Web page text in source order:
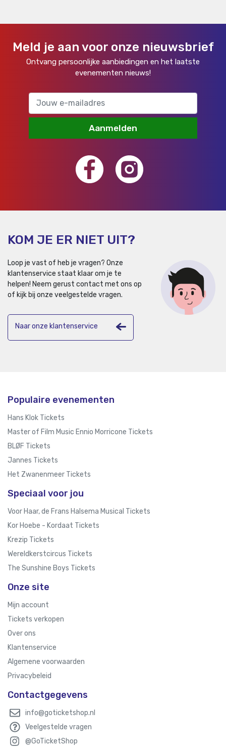
Meld je aan voor onze nieuwsbrief
Ontvang persoonlijke aanbiedingen en het laatste
evenementen nieuws!
Aanmelden
KOM JE ER NIET UIT?
Loop je vast of heb je vragen? Onze
klantenservice staat klaar om je te
helpen! Neem gerust contact met ons op
of kijk bij onze veelgestelde vragen.
Naar onze klantenservice
Populaire evenementen
Hans Klok Tickets
Master of Film Music Ennio Morricone Tickets
BLØF Tickets
Jannes Tickets
Het Zwanenmeer Tickets
Speciaal voor jou
Voor Haar, de Frans Halsema Musical Tickets
Kor Hoebe - Kordaat Tickets
Krezip Tickets
Wereldkerstcircus Tickets
The Sunshine Boys Tickets
Onze site
Mijn account
Tickets verkopen
Over ons
Klantenservice
Algemene voorwaarden
Privacybeleid
Contactgegevens
info@goticketshop.nl
Veelgestelde vragen
@GoTicketShop